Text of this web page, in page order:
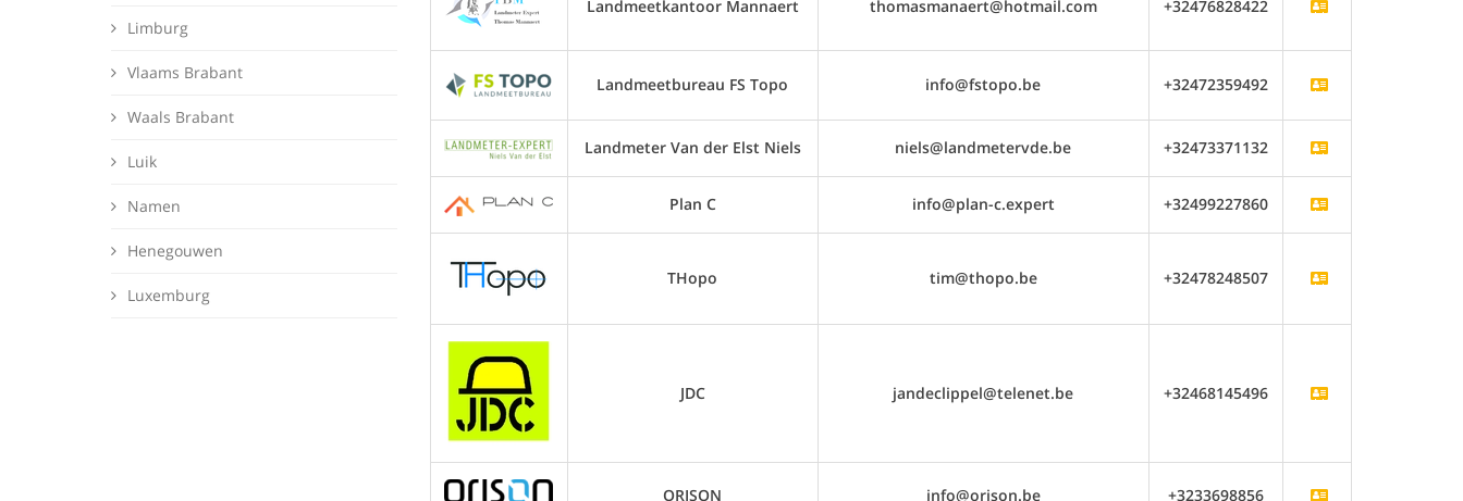
Limburg
Vlaams Brabant
Waals Brabant
Luik
Namen
Henegouwen
Luxemburg
Landmeetkantoor Mannaert thomasmanaert@hotmail.com +32476828422
Landmeetbureau FS Topo info@fstopo.be +32472359492
Landmeter Van der Elst Niels niels@landmetervde.be +32473371132
Plan C info@plan-c.expert +32499227860
THopo tim@thopo.be +32478248507
JDC jandeclippel@telenet.be +32468145496
ORISON info@orison.be +3233698856